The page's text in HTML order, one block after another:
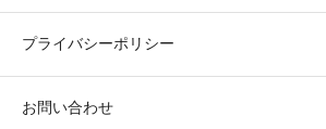
プライバシーポリシー
お問い合わせ